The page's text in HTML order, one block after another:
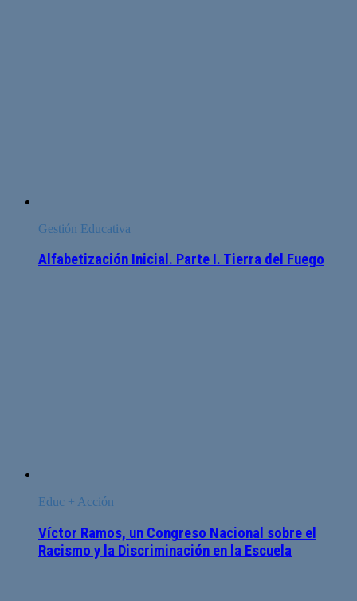
Gestión Educativa
Alfabetización Inicial. Parte I. Tierra del Fuego
Educ + Acción
Víctor Ramos, un Congreso Nacional sobre el
Racismo y la Discriminación en la Escuela